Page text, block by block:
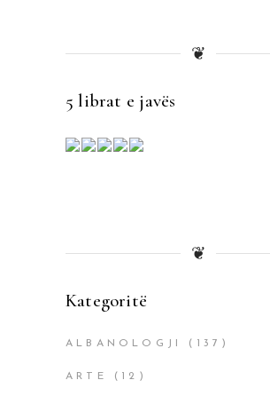
❦
5 librat e javës
❦
Kategoritë
ALBANOLOGJI (137)
ARTE (12)